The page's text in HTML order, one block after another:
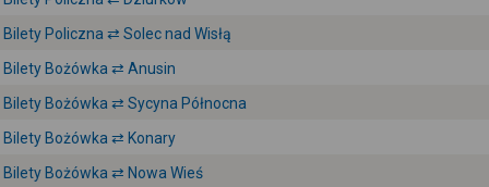
Bilety Policzna ⇄ Solec nad Wisłą
Bilety Bożówka ⇄ Anusin
Bilety Bożówka ⇄ Sycyna Północna
Bilety Bożówka ⇄ Konary
Bilety Bożówka ⇄ Nowa Wieś